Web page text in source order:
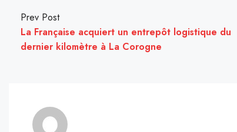
Prev Post
La Française acquiert un entrepôt logistique du
dernier kilomètre à La Corogne